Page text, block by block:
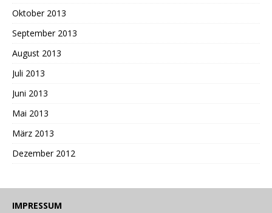
Oktober 2013
September 2013
August 2013
Juli 2013
Juni 2013
Mai 2013
März 2013
Dezember 2012
IMPRESSUM